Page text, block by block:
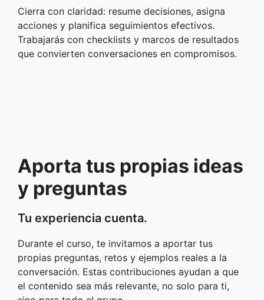
Cierra con claridad: resume decisiones, asigna
acciones y planifica seguimientos efectivos.
Trabajarás con checklists y marcos de resultados
que convierten conversaciones en compromisos.
Aporta tus propias ideas
y preguntas
Tu experiencia cuenta.
Durante el curso, te invitamos a aportar tus
propias preguntas, retos y ejemplos reales a la
conversación. Estas contribuciones ayudan a que
el contenido sea más relevante, no solo para ti,